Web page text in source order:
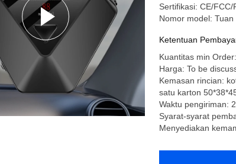
Sertifikasi: CE/FCC/
Nomor model: Tuan
Ketentuan
Kuantitas min
Harga: To be
Kemasan rincian:
satu karton
Waktu pengiriman:
Syarat-syarat
Menyediakan